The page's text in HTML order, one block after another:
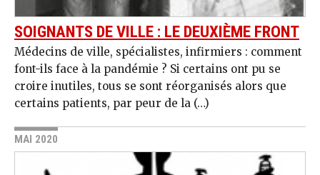
SOIGNANTS DE VILLE : LE DEUXIÈME FRONT
Médecins de ville, spécialistes, infirmiers : comment
font-ils face à la pandémie ? Si certains ont pu se
croire inutiles, tous se sont réorganisés alors que
certains patients, par peur de la (…)
MAI 2020